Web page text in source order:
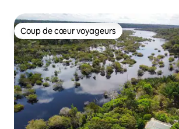
Coup de cœur voyageurs
Coup de cœur voyageurs